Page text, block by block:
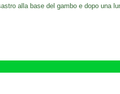
alla base del gambo e dopo una